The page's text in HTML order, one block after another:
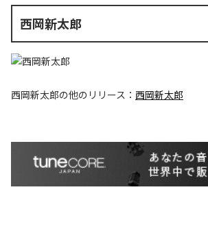
西岡新太郎
西岡新太郎の他のリリース： 西岡新太郎